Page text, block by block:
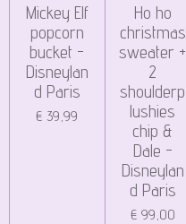
Mickey Elf
popcorn
bucket -
Disneylan
d Paris
€ 39,99
Ho ho
christmas
sweater +
2
shoulderp
lushies
chip &
Dale -
Disneylan
d Paris
€ 99,00